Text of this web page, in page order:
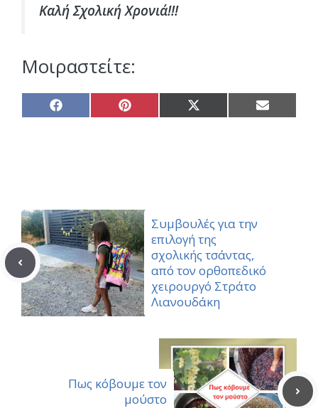
Καλή Σχολική Χρονιά!!!
Μοιραστείτε:
Share
on
Share
on
Share
on
Share
on
Συμβουλές για την
επιλογή της
σχολικής τσάντας,
από τον ορθοπεδικό
χειρουργό Στράτο
Λιανουδάκη
Πως κόβουμε τον
μούστο